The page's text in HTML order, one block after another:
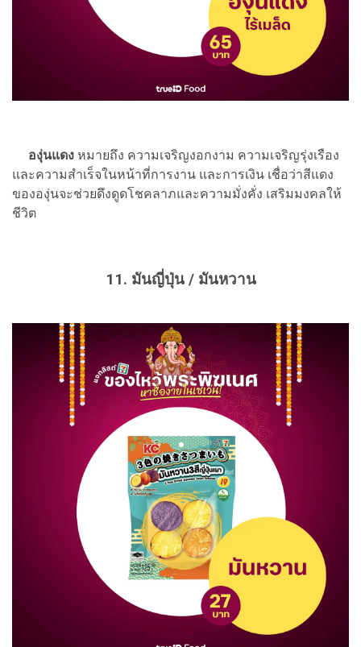
องุ่นแดง หมายถึง ความเจริญงอกงาม ความเจริญรุ่งเรือง
และความสำเร็จในหน้าที่การงาน และการเงิน เชื่อว่าสีแดง
ขององุ่นจะช่วยดึงดูดโชคลาภและความมั่งคั่ง เสริมมงคลให้
ชีวิต
11. มันญี่ปุ่น / มันหวาน